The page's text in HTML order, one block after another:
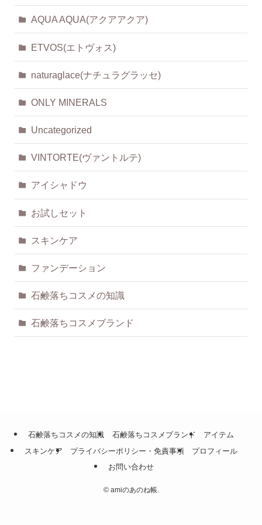
AQUA AQUA(アクアアクア)
ETVOS(エトヴォス)
naturaglace(ナチュラグラッセ)
ONLY MINERALS
Uncategorized
VINTORTE(ヴァントルテ)
アイシャドウ
お試しセット
スキンケア
ファンデーション
石鹸落ちコスメの知識
石鹸落ちコスメブランド
石鹸落ちコスメの知識 石鹸落ちコスメブランド
アイテム
スキンケア
プライバシーポリシー・免責事項
プロフィール
お問い合わせ
©amiのあのね帳.